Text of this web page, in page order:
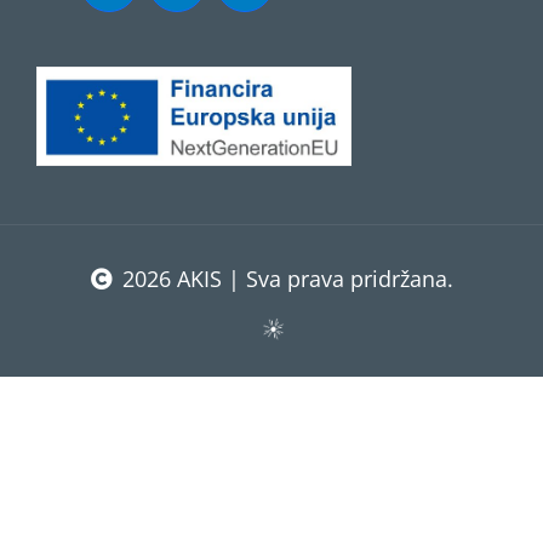
2026 AKIS | Sva prava pridržana.